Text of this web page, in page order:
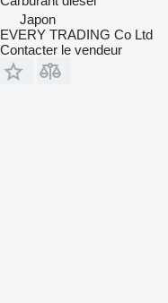
Japon
EVERY TRADING Co Ltd
Contacter le vendeur